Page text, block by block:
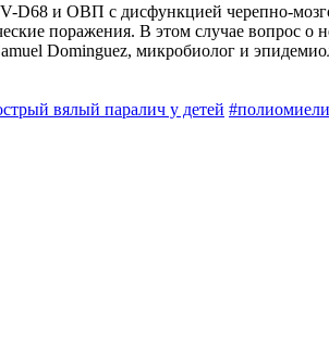
D68 и ОВП с дисфункцией черепно-
поражения. В этом случае вопрос о
Dominguez, микробиолог и
вялый паралич у детей